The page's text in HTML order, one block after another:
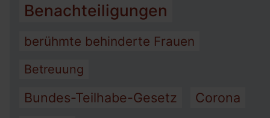
Benachteiligungen
berühmte behinderte Frauen
Betreuung
Bundes-Teilhabe-Gesetz Corona